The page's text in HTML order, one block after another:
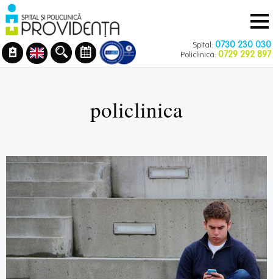
Mergi
la
conţinutul
principal
Navigare
principală
Spital: 0730 230 030
Policlinică: 0729 292 897
policlinica